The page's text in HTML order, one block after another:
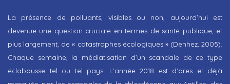
La présence de polluants, visibles ou non, aujourd’hui est
devenue une question cruciale en termes de santé publique, et
plus largement, de « catastrophes écologiques » (Denhez, 2005).
Chaque semaine, la médiatisation d’un scandale de ce type
éclabousse tel ou tel pays. L’année 2018 est d’ores et déjà